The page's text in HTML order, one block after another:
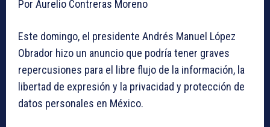
Por Aurelio Contreras Moreno
Este domingo, el presidente Andrés Manuel López
Obrador hizo un anuncio que podría tener graves
repercusiones para el libre flujo de la información, la
libertad de expresión y la privacidad y protección de
datos personales en México.